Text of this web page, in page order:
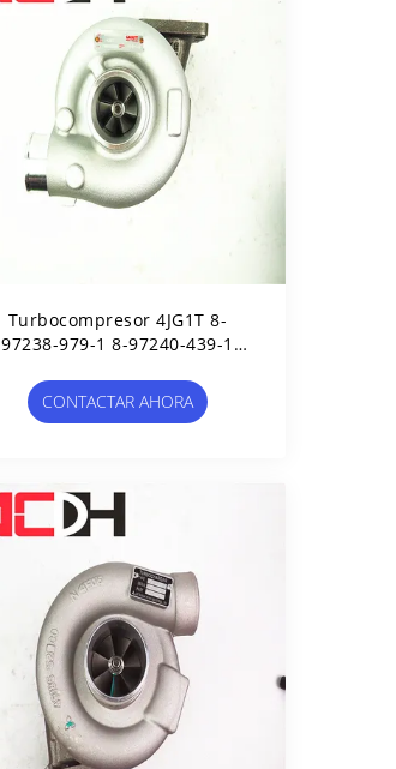
Turbocompresor 4JG1T 8-
97238-979-1 8-97240-439-1
CONTACTAR AHORA